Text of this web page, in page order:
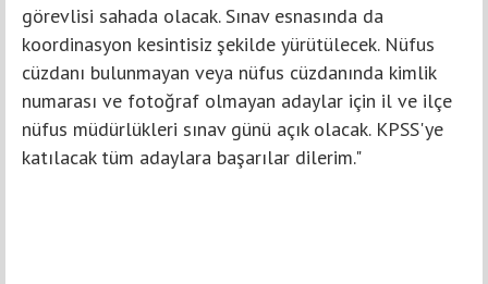
görevlisi sahada olacak. Sınav esnasında da
koordinasyon kesintisiz şekilde yürütülecek. Nüfus
cüzdanı bulunmayan veya nüfus cüzdanında kimlik
numarası ve fotoğraf olmayan adaylar için il ve ilçe
nüfus müdürlükleri sınav günü açık olacak. KPSS'ye
katılacak tüm adaylara başarılar dilerim."